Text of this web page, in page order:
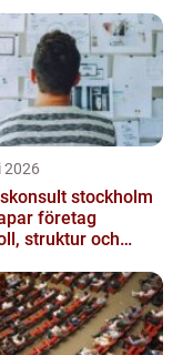
2026
stockholm
företag
struktur och